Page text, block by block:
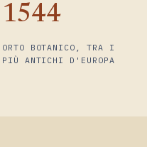
1544
ORTO BOTANICO, TRA I
PIÙ ANTICHI D'EUROPA